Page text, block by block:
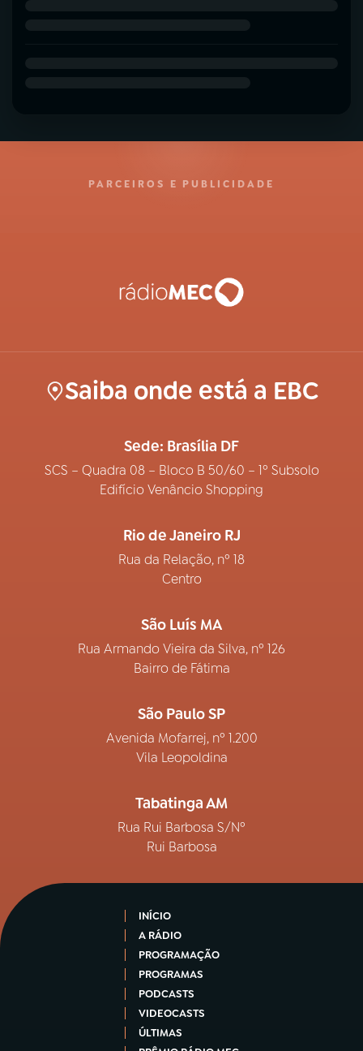
PARCEIROS E PUBLICIDADE
Saiba onde está a EBC
Sede: Brasília DF
SCS – Quadra 08 – Bloco B 50/60 – 1º Subsolo
Edifício Venâncio Shopping
Rio de Janeiro RJ
Rua da Relação, nº 18
Centro
São Luís MA
Rua Armando Vieira da Silva, nº 126
Bairro de Fátima
São Paulo SP
Avenida Mofarrej, nº 1.200
Vila Leopoldina
Tabatinga AM
Rua Rui Barbosa S/Nº
Rui Barbosa
INÍCIO
A RÁDIO
PROGRAMAÇÃO
PROGRAMAS
PODCASTS
VIDEOCASTS
ÚLTIMAS